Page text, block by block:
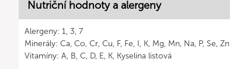
Nutriční hodnoty a alergeny
Alergeny: 1, 3, 7
Minerály: Ca, Co, Cr, Cu, F, Fe, I, K, Mg, Mn, Na, P, Se, Zn
Vitamíny: A, B, C, D, E, K, Kyselina listová